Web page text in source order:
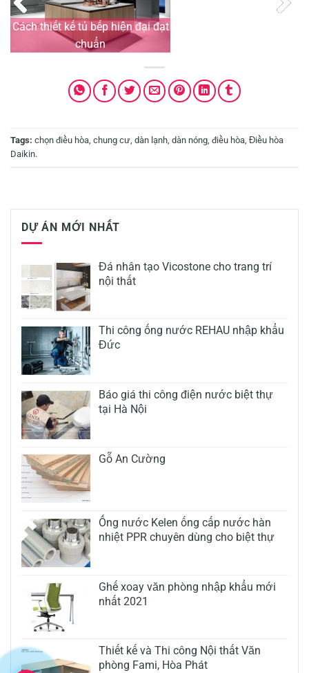
Cách thiết kế tủ bếp hiện đại đạt
chuẩn
Tags: chọn điều hòa chung cư dàn lạnh dàn nóng điều hòa Điều hòa
Daikin.
DỰ ÁN MỚI NHẤT
Đá nhân tạo Vicostone cho trang trí
nội thất
Thi công ống nước REHAU nhập khẩu
Đức
Báo giá thi công điện nước biệt thự
tại Hà Nội
Gỗ An Cường
Ống nước Kelen ống cấp nước hàn
nhiệt PPR chuyên dùng cho biệt thự
Ghế xoay văn phòng nhập khẩu mới
nhất 2021
Thiết kế và Thi công Nội thất Văn
phòng Fami, Hòa Phát